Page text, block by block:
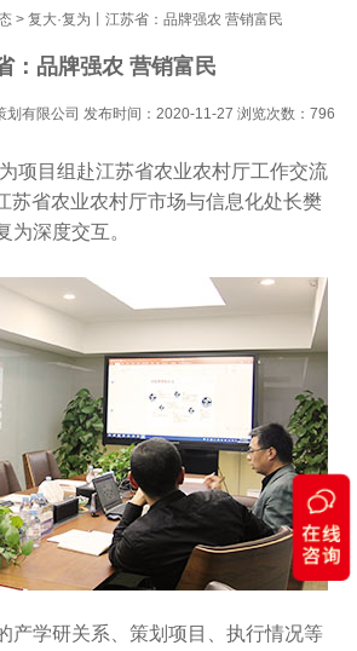
> 复大·复为丨江苏省：品牌强农 营销富民
：品牌强农 营销富民
有限公司 发布时间：2020-11-27 浏览次数： 796
项目组赴江苏省农业农村厅工作交流
苏省农业农村厅市场与信息化处长樊
为深度交互。
产学研关系、策划项目、执行情况等